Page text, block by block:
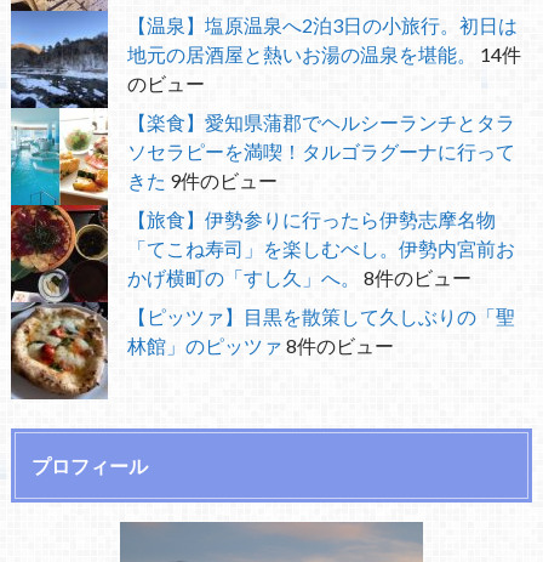
【温泉】塩原温泉へ2泊3日の小旅行。初日は
地元の居酒屋と熱いお湯の温泉を堪能。
14件
のビュー
【楽食】愛知県蒲郡でヘルシーランチとタラ
ソセラピーを満喫！タルゴラグーナに行って
きた 9件のビュー
【旅食】伊勢参りに行ったら伊勢志摩名物
「てこね寿司」を楽しむべし。伊勢内宮前お
かげ横町の「すし久」へ。
8件のビュー
【ピッツァ】目黒を散策して久しぶりの「聖
林館」のピッツァ 8件のビュー
プロフィール